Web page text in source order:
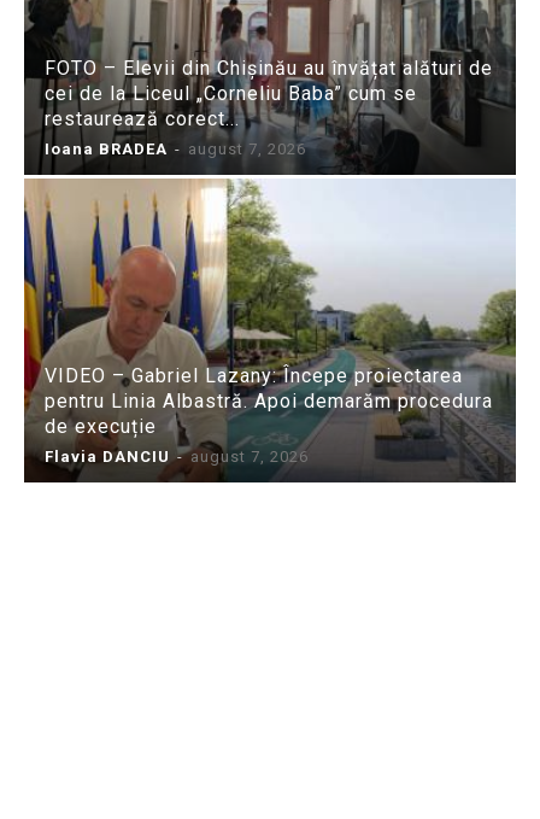
FOTO – Elevii din Chișinău au învățat alături de
cei de la Liceul „Corneliu Baba” cum se
restaurează corect...
Ioana BRADEA - august 7, 2026
VIDEO – Gabriel Lazany: Începe proiectarea
pentru Linia Albastră. Apoi demarăm procedura
de execuție
Flavia DANCIU - august 7, 2026